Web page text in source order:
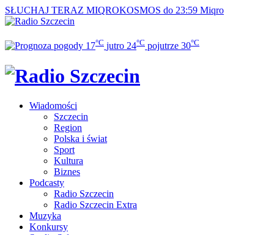
SŁUCHAJ TERAZ MIQROKOSMOS do 23:59 Miqro
17°C jutro 24°C pojutrze 30°C
Wiadomości
Szczecin
Region
Polska i świat
Sport
Kultura
Biznes
Podcasty
Radio Szczecin
Radio Szczecin Extra
Muzyka
Konkursy